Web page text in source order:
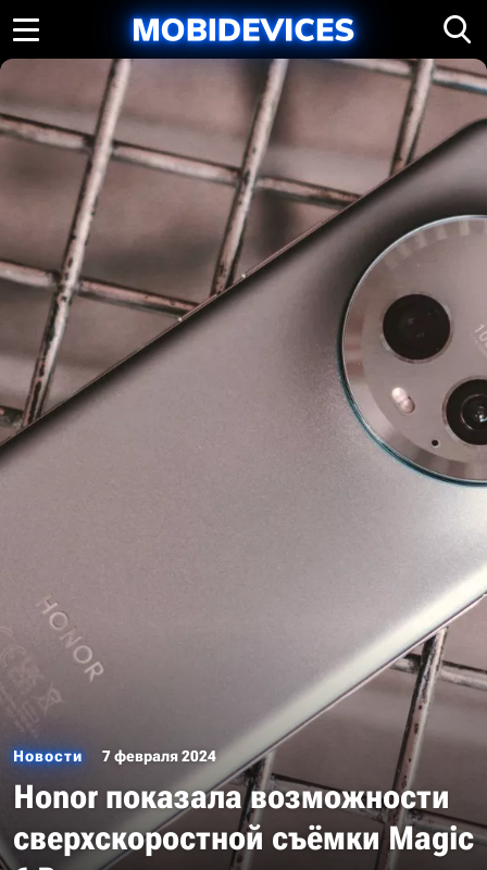
Новости 7 февраля 2024
Honor показала возможности
сверхскоростной съёмки Magic